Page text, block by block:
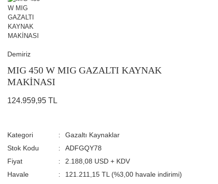
Demiriz
MIG 450 W MIG GAZALTI KAYNAK
MAKİNASI
124.959,95 TL
Kategori
Gazaltı Kaynaklar
Stok Kodu
ADFGQY78
Fiyat
2.188,08 USD + KDV
Havale
121.211,15 TL (%3,00 havale indirimi)